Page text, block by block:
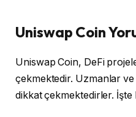
Uniswap Coin
Uniswap Coin, DeFi
çekmektedir. Uzmanlar
dikkat çekmektedirler. İşte